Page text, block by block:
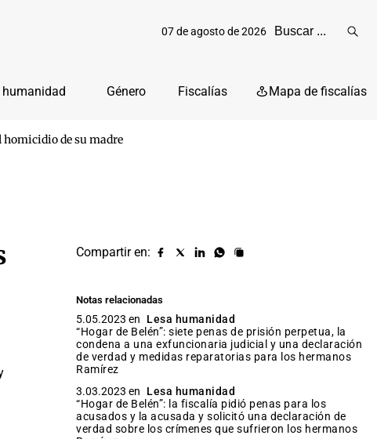
07 de agosto de 2026
humanidad Género Fiscalías Mapa de fiscalías
de su madre
Compartir en:
Compartir
Compartir
Compartir
Compartir
Copiar
Notas relacionadas
5.05.2023 en
Lesa humanidad
“Hogar de Belén”: siete penas de prisión perpetua, la
condena a una exfuncionaria judicial y una declaración
de verdad y medidas reparatorias para los hermanos
Ramírez
3.03.2023 en
Lesa humanidad
“Hogar de Belén”: la fiscalía pidió penas para los
acusados y la acusada y solicitó una declaración de
verdad sobre los crímenes que sufrieron los hermanos